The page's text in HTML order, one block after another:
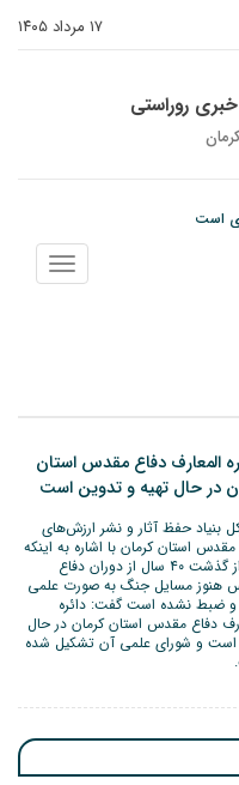
۱۷ مرداد ۱۴۰۵
روراستی
است
باد و گردوخاک تا رگبار و رعدوبرق
نمایش
منو
المعارف دفاع مقدس استان
در حال تهیه و تدوین است
بنیاد حفظ آثار و نشر ارزش‌های
استان کرمان با اشاره به اینکه
بعد از گذشت ۴۰ سال از دوران دفاع
هنوز مسایل جنگ به صورت علمی
ضبط نشده است گفت: دائره
دفاع مقدس استان کرمان در حال
است و شورای علمی آن تشکیل شده